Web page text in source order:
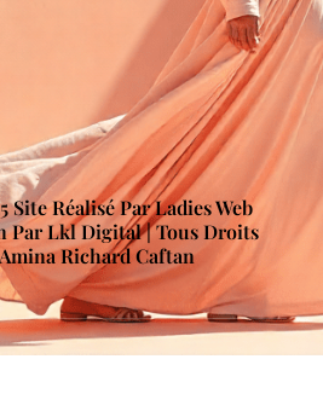
Réalisé Par Ladies Web
Par Lkl Digital | Tous Droits
Richard Caftan